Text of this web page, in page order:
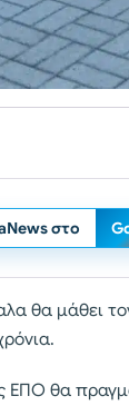
στο
θα μάθει
ΕΠΟ θα